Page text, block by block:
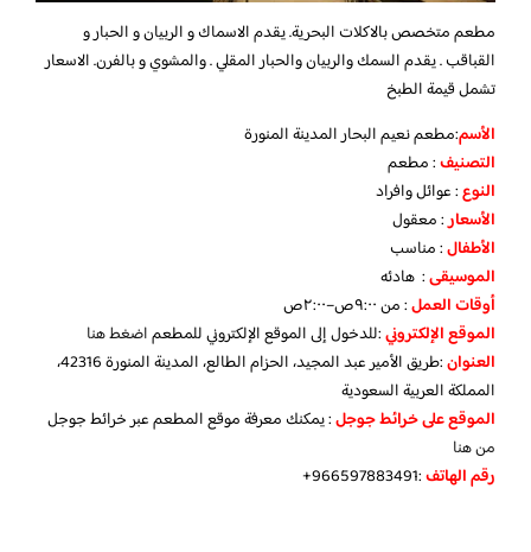
مطعم متخصص بالاكلات البحرية. يقدم الاسماك و الربيان و الحبار و
القباقب . يقدم السمك والربيان والحبار المقلي . والمشوي و بالفرن. الاسعار
تشمل قيمة الطبخ
الأسم:مطعم نعيم البحار المدينة المنورة
التصنيف: مطعم
النوع: عوائل وافراد
الأسعار: معقول
الأطفال: مناسب
الموسيقى: هادئه
أوقات العمل: من ٩:٠٠ص–٢:٠٠ص
الموقع الإلكتروني:للدخول إلى الموقع الإلكتروني للمطعماضغط هنا
العنوان
:طريق الأمير عبد المجيد، الحزام الطالع، المدينة المنورة 42316،
المملكة العربية السعودية
الموقع على خرائط جوجل: يمكنك معرفة موقع المطعم عبر خرائط جوجل
من هنا
رقم الهاتف:966597883491+